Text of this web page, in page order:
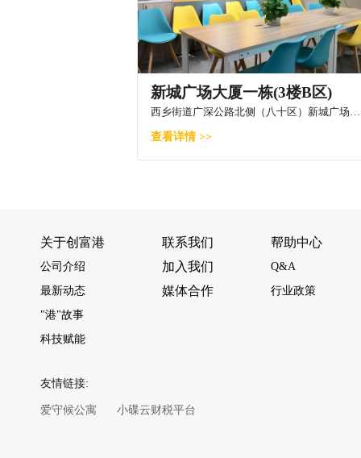
新城广场大厦一栋(3楼B区)
西乡街道广深公路北侧（八十区）新城广场一栋2211
查看详情 >>
关于创富港
公司介绍
最新动态
"港"故事
科技赋能
联系我们
加入我们
媒体合作
帮助中心
Q&A
行业政策
友情链接:
爱守候公寓 小碟云财税平台